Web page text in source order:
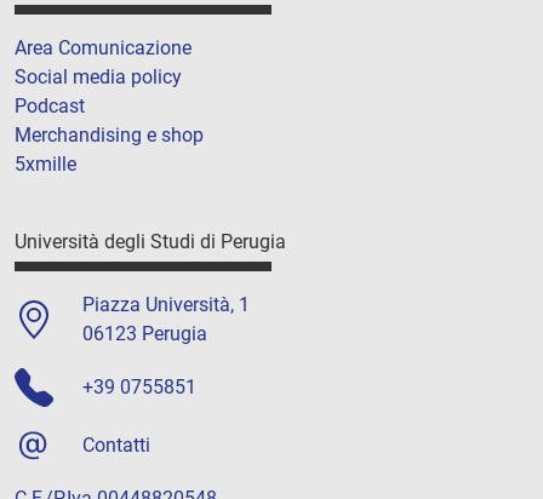
Area Comunicazione
Social media policy
Podcast
Merchandising e shop
5xmille
Università degli Studi di Perugia
Piazza Università, 1
06123 Perugia
+39 0755851
Contatti